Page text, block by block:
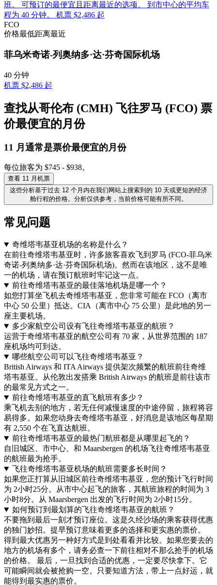
班。 可预订的最便宜且距离最近的选项。 到市中心的平均车
程为 40 分钟。 机票 $2,486 起
FCO
价格最低距离最近
菲乌米奇诺-列奥纳多·达·芬奇国际机场
40 分钟
机票 $2,486 起
查找从哥伦布 (CMH) 飞往罗马 (FCO) 票
价最便宜的月份
11 月通常是票价最便宜的月份
每位旅客为 $745 - $938。
查看 11 月机票
这些分析基于过去 12 个月内在我们网站上搜索到的 10 天或更短的经济
舱行程的价格。分析仅供参考，当前价格可能有所不同。
常见问题
奇维塔韦基亚机场的名称是什么？
在前往奇维塔韦基亚时，许多旅客喜欢飞到罗马 (FCO-菲乌米
奇诺-列奥纳多·达·芬奇国际机场)。然而在该地区，这不是唯
一的机场，请在预订航班时牢记这一点。
前往奇维塔韦基亚的最佳落地机场是哪一个？
如您打算坐飞机去奇维塔韦基亚，您非常可能在 FCO（离市
中心 50 公里）抵达。CIA（离市中心 75 公里）是此地的另一
座主要机场。
多少家航空公司设有飞往奇维塔韦基亚的航班？
运营于奇维塔韦基亚的航空公司有 70 家，从世界范围的 187
座机场均可到达。
哪些航空公司可以飞往奇维塔韦基亚？
British Airways 和 ITA Airways 提供架次频繁的航班前往奇维
塔韦基亚。从伦敦出发搭乘 British Airways 的航班是前往该市
的最常见方式之一。
前往奇维塔韦基亚的直飞航班有多少？
乘飞机去别的地方，若无任何减慢速度的中途停留，旅程将容
易得多。如果您动身去奇维塔韦基亚，好消息是该地区每星期
有 2,550 个在飞直达航班。
前往奇维塔韦基亚的最热门航班都是从哪里起飞的？
自旧城区、市中心、和 Maarsbergen 的机场飞往奇维塔韦基亚
的航班最为抢手。
飞往奇维塔韦基亚机场的航班需要多长时间？
如果您正打算从旧城区前往奇维塔韦基亚，您的预计飞行时间
为 2小时25分。从市中心起飞的旅客，其航班旅程的时间为 3
小时8分。从 Maarsbergen 出发的飞行时间为 2小时15分。
如何预订到最划算的飞往奇维塔韦基亚的航班？
不要拖到最后一刻才预订座位。这是久经沙场的乘客获得优惠
的独门妙招。提早预订意味着更多的选择和更实惠的票价。
得到最大优惠另一种好方式是到处看看并比较。如果您要去的
地方的机场有多个，请务必查一下前往相对不那么抢手的机场
的价格。 最后，一旦找到合适的优惠，一定要尽快拿下。它
可能瞬间就会被抢购一空。只要知道方法，带上一点好运，就
能得到最实惠的票价。